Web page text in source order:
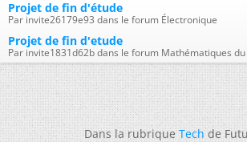
Projet de fin d'étude
Par invite26179e93 dans le forum Électronique
Projet de fin d'etude
Par invite1831d62b dans le forum Mathématiques
Dans la rubriqueTechde